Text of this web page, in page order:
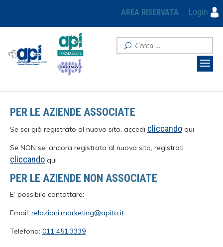
AREA RISERVATA Login
PER LE AZIENDE ASSOCIATE
Se sei già registrato al nuovo sito, accedi cliccando qui
Se NON sei ancora registrato al nuovo sito, registrati
cliccando qui
PER LE AZIENDE NON ASSOCIATE
E’ possibile contattare:
Email: relazioni.marketing@apito.it
Telefono: 011 451.3339